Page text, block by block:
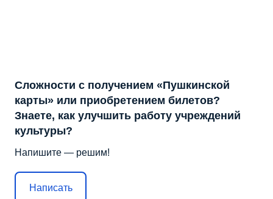
Сложности с получением «Пушкинской
карты» или приобретением билетов?
Знаете, как улучшить работу учреждений
культуры?
Напишите — решим!
Написать